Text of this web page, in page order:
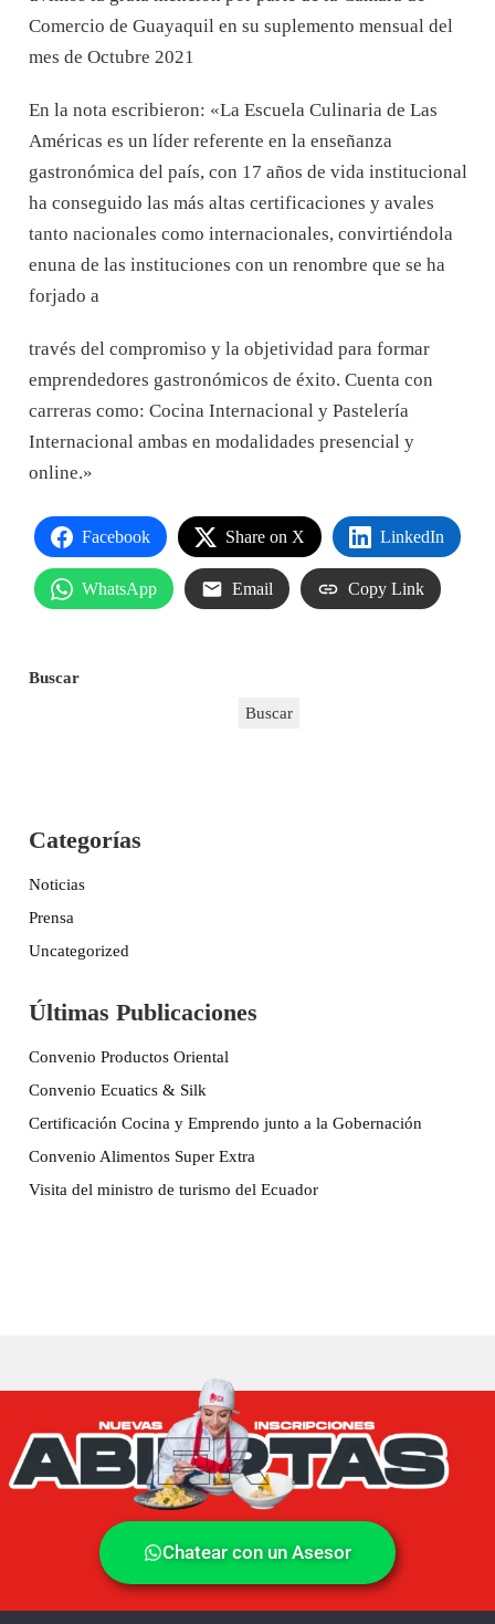
Comercio de Guayaquil en su suplemento mensual del
mes de Octubre 2021
En la nota escribieron: «La Escuela Culinaria de Las
Américas es un líder referente en la enseñanza
gastronómica del país, con 17 años de vida institucional
ha conseguido las más altas certificaciones y avales
tanto nacionales como internacionales, convirtiéndola
enuna de las instituciones con un renombre que se ha
forjado a
través del compromiso y la objetividad para formar
emprendedores gastronómicos de éxito. Cuenta con
carreras como: Cocina Internacional y Pastelería
Internacional ambas en modalidades presencial y
online.»
Facebook Share on X LinkedIn
WhatsApp Email Copy Link
Buscar
Buscar
Categorías
Noticias
Prensa
Uncategorized
Últimas Publicaciones
Convenio Productos Oriental
Convenio Ecuatics & Silk
Certificación Cocina y Emprendo junto a la Gobernación
Convenio Alimentos Super Extra
Visita del ministro de turismo del Ecuador
Chatear con un Asesor